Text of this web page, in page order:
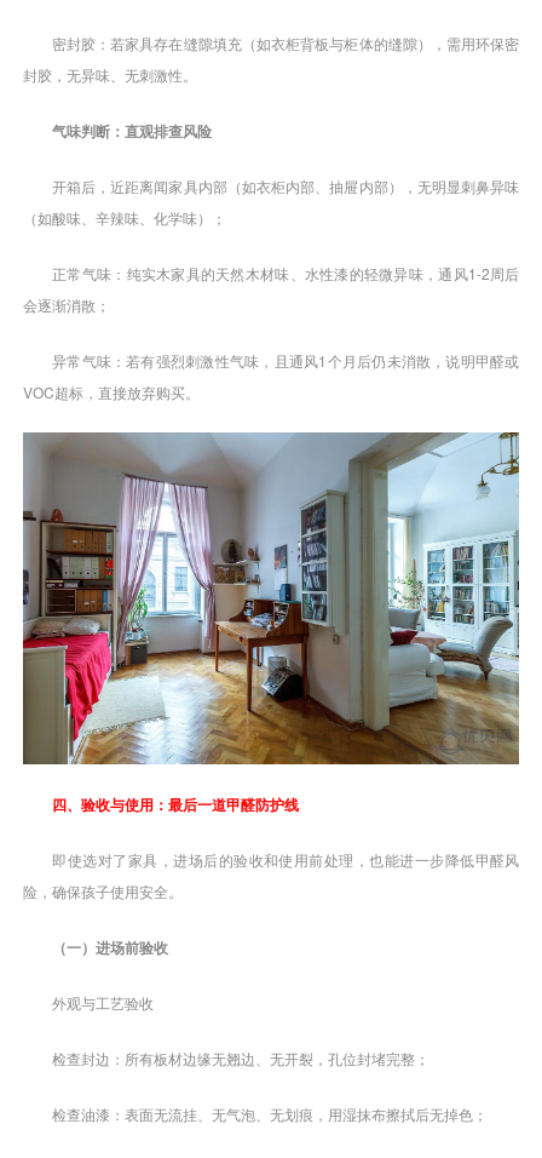
密封胶：若家具存在缝隙填充（如衣柜背板与柜体的缝隙），需用环保密
封胶，无异味、无刺激性。
气味判断：直观排查风险
开箱后，近距离闻家具内部（如衣柜内部、抽屉内部），无明显刺鼻异味
（如酸味、辛辣味、化学味）；
正常气味：纯实木家具的天然木材味、水性漆的轻微异味，通风1-2周后
会逐渐消散；
异常气味：若有强烈刺激性气味，且通风1个月后仍未消散，说明甲醛或
VOC超标，直接放弃购买。
四、验收与使用：最后一道甲醛防护线
即使选对了家具，进场后的验收和使用前处理，也能进一步降低甲醛风
险，确保孩子使用安全。
（一）进场前验收
外观与工艺验收
检查封边：所有板材边缘无翘边、无开裂，孔位封堵完整；
检查油漆：表面无流挂、无气泡、无划痕，用湿抹布擦拭后无掉色；